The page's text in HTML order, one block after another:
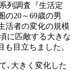
列調査『生活定
の20～69歳の男
活者の変化の規模
に匹敵する大きな
目立ちました。
､大きく変化した